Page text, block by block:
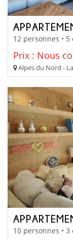
12 personnes •
Prix : Nous
Alpes du Nord -
10 personnes •